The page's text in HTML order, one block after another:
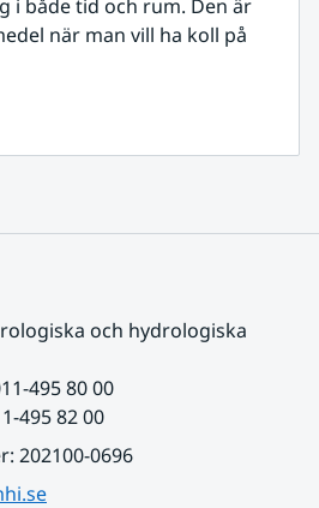
i både tid och rum. Den är
när man vill ha koll på
och hydrologiska
495 80 00
495 82 00
202100-0696